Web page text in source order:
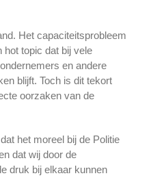
Het capaciteitsprobleem
hot topic dat bij vele
en andere
blijft. Toch is dit tekort
oorzaken van de
het moreel bij de Politie
dat wij door de
druk bij elkaar kunnen